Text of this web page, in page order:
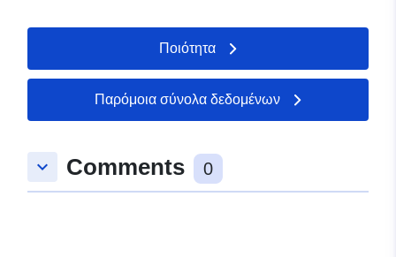
Ποιότητα
Παρόμοια σύνολα δεδομένων
keyboard_arrow_down Comments 0